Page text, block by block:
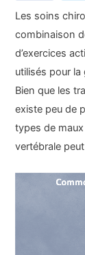
Les soins
combinaison
d’exercices
utilisés pour
Bien que les
existe peu de
types de
vertébrale